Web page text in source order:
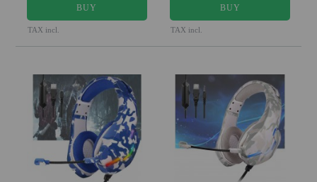
BUY
TAX incl.
BUY
TAX incl.